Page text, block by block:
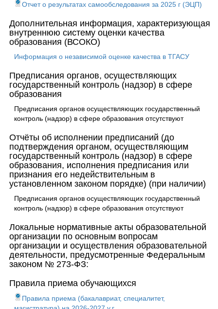
Отчет о результатах самообследования за 2025 г (ЭЦП)
Дополнительная информация, характеризующая
внутреннюю систему оценки качества
образования (ВСОКО)
Информация о независимой оценке качества в ТГАСУ
Предписания органов, осуществляющих
государственный контроль (надзор) в сфере
образования
Предписания органов осуществляющих государственный
контроль (надзор) в сфере образования отсутствуют
Отчёты об исполнении предписаний (до
подтверждения органом, осуществляющим
государственный контроль (надзор) в сфере
образования, исполнения предписания или
признания его недействительным в
установленном законом порядке) (при наличии)
Предписания органов осуществляющих государственный
контроль (надзор) в сфере образования отсутствуют
Локальные нормативные акты образовательной
организации по основным вопросам
организации и осуществления образовательной
деятельности, предусмотренные Федеральным
законом № 273-ФЗ:
Правила приема обучающихся
Правила приема (бакалавриат, специалитет,